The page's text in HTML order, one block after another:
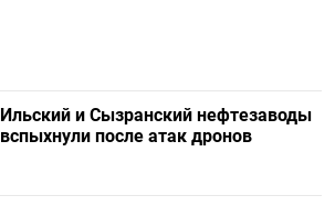
Ильский и Сызранский нефтезаводы
вспыхнули после атак дронов